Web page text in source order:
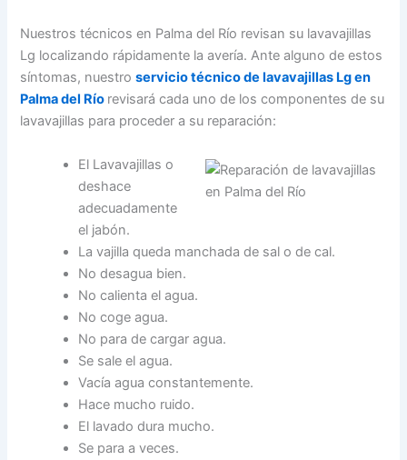
Nuestros técnicos en Palma del Río revisan su lavavajillas
Lg localizando rápidamente la avería. Ante alguno de estos
síntomas, nuestroservicio técnico de lavavajillas Lg en
Palma del Río revisará cada uno de los componentes de su
lavavajillas para proceder a su reparación:
El Lavavajillas o
deshace
adecuadamente
el jabón.
La vajilla queda manchada de sal o de cal.
No desagua bien.
No calienta el agua.
No coge agua.
No para de cargar agua.
Se sale el agua.
Vacía agua constantemente.
Hace mucho ruido.
El lavado dura mucho.
Se para a veces.